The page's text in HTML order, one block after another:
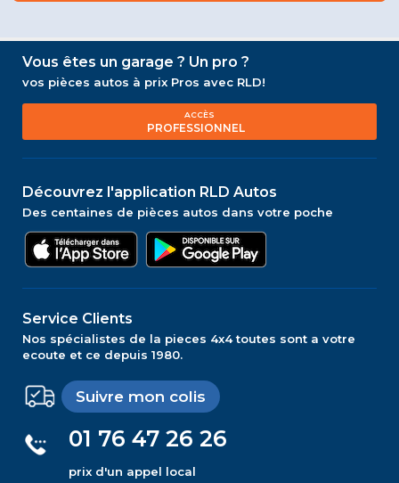
Vous êtes un garage ? Un pro ?
vos pièces autos à prix Pros avec RLD!
ACCÈS
PROFESSIONNEL
Découvrez l'application RLD Autos
Des centaines de pièces autos dans votre poche
Service Clients
Nos spécialistes de la pieces 4x4 toutes sont a votre
ecoute et ce depuis 1980.
Suivre mon colis
01 76 47 26 26
prix d'un appel local